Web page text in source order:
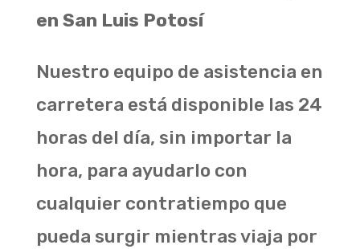
en San Luis Potosí
Nuestro equipo de asistencia en
carretera está disponible las 24
horas del día, sin importar la
hora, para ayudarlo con
cualquier contratiempo que
pueda surgir mientras viaja por